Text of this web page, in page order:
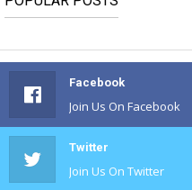
Facebook
Join Us On Facebook
Twitter
Join Us On Twitter